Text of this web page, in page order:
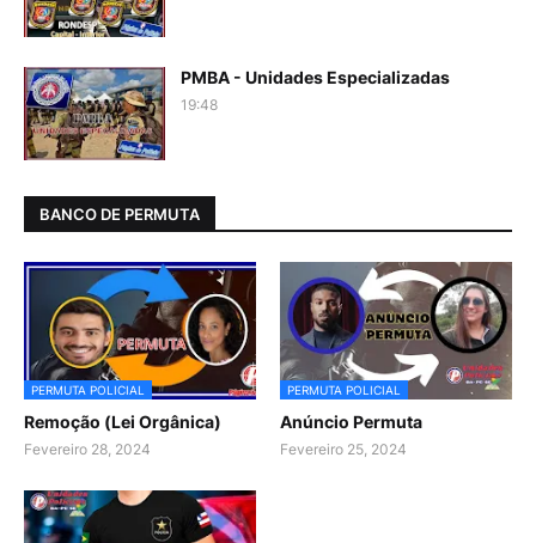
PMBA - Unidades Especializadas
19:48
BANCO DE PERMUTA
PERMUTA POLICIAL
Remoção (Lei Orgânica)
Fevereiro 28, 2024
PERMUTA POLICIAL
Anúncio Permuta
Fevereiro 25, 2024